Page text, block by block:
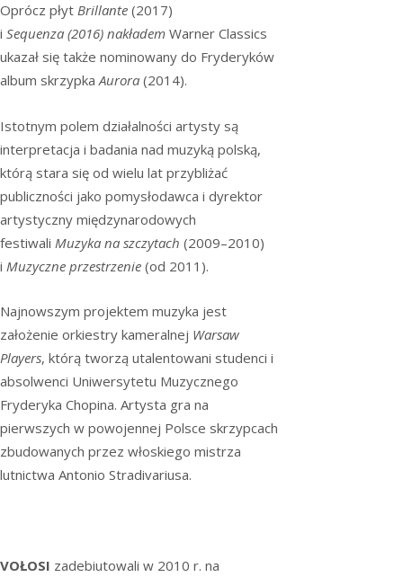
Oprócz płyt Brillante (2017)
i Sequenza (2016) nakładem Warner Classics
ukazał się także nominowany do Fryderyków
album skrzypkaAurora (2014).
Istotnym polem działalności artysty są
interpretacja i badania nad muzyką polską,
którą stara się od wielu lat przybliżać
publiczności jako pomysłodawca i dyrektor
artystyczny międzynarodowych
festiwali Muzyka na szczytach (2009–2010)
i Muzyczne przestrzenie (od 2011).
Najnowszym projektem muzyka jest
założenie orkiestry kameralnej Warsaw
Players, którą tworzą utalentowani studenci i
absolwenci Uniwersytetu Muzycznego
Fryderyka Chopina. Artysta gra na
pierwszych w powojennej Polsce skrzypcach
zbudowanych przez włoskiego mistrza
lutnictwa Antonio Stradivariusa.
VOŁOSI zadebiutowali w 2010 r. na